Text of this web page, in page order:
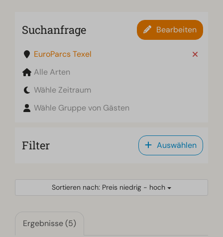
Suchanfrage Bearbeiten
EuroParcs Texel
Alle Arten
Wähle Zeitraum
Wähle Gruppe von Gästen
Filter Auswählen
Sortieren nach: Preis niedrig - hoch
Ergebnisse (5)